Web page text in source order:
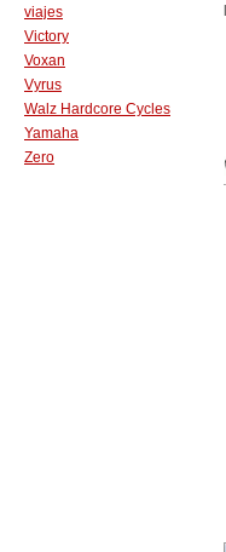
viajes
Victory
Voxan
Vyrus
Walz Hardcore Cycles
Yamaha
Zero